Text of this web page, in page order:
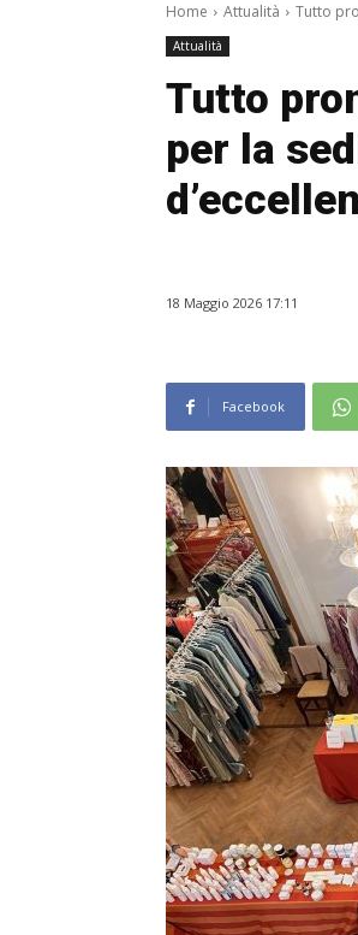
Home Attualità Tutto
Attualità
Tutto
per la
18 Maggio 2026 17:11
Facebook